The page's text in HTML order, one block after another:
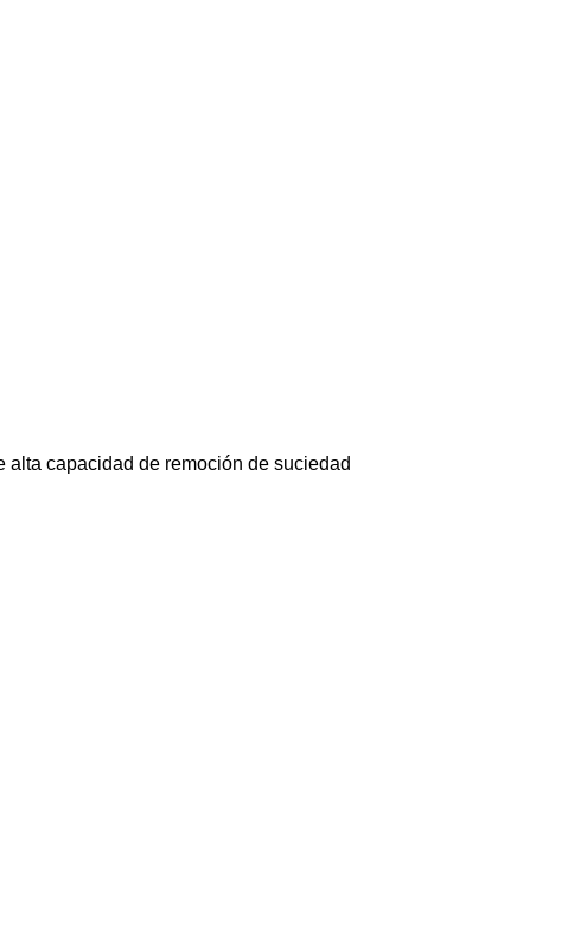
alta capacidad de remoción de suciedad